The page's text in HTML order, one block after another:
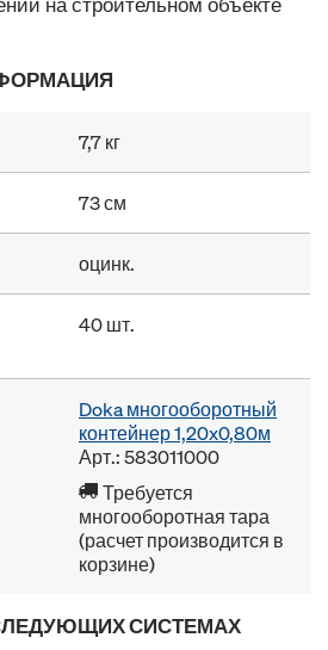
7,7 кг
73 см
оцинк.
40 шт.
Doka многооборотный
контейнер 1,20x0,80м
Арт.: 583011000
Требуется
многооборотная тара
(расчет производится в
корзине)
СИСТЕМАХ